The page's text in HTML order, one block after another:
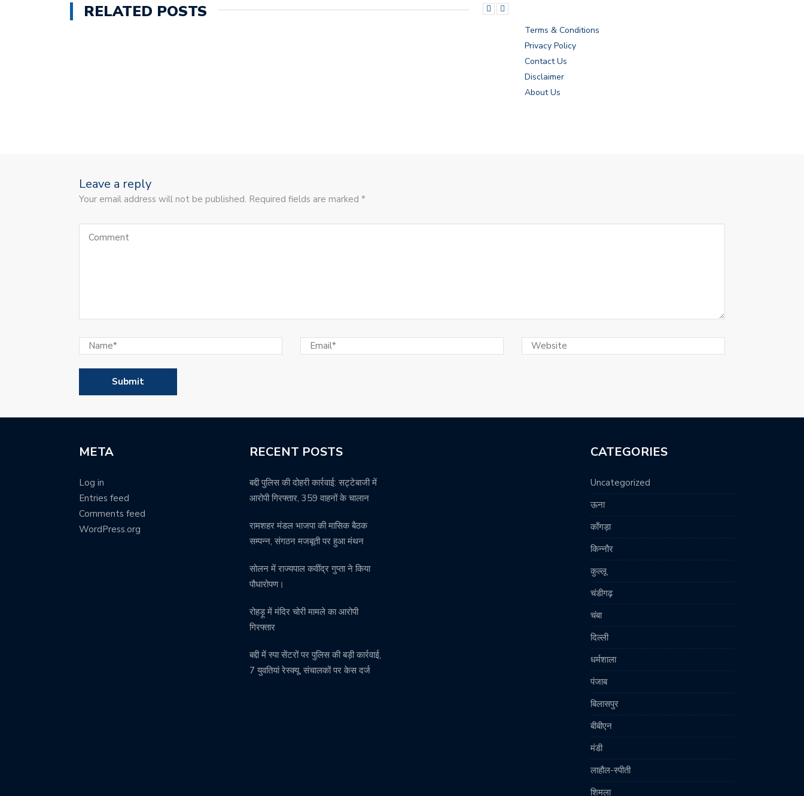
RELATED POSTS
Terms & Conditions
Privacy Policy
Contact Us
Disclaimer
About Us
Leave a reply
Your email address will not be published. Required fields are marked *
META
Log in
Entries feed
Comments feed
WordPress.org
RECENT POSTS
बद्दी पुलिस की दोहरी कार्रवाई: सट्टेबाजी में
आरोपी गिरफ्तार, 359 वाहनों के चालान
रामशहर मंडल भाजपा की मासिक बैठक
सम्पन्न, संगठन मजबूती पर हुआ मंथन
सोलन में राज्यपाल कवींद्र गुप्ता ने किया
पौधारोपण।
रोहड़ू में मंदिर चोरी मामले का आरोपी
गिरफ्तार
बद्दी में स्पा सेंटरों पर पुलिस की बड़ी कार्रवाई,
7 युवतियां रेस्क्यू, संचालकों पर केस दर्ज
CATEGORIES
Uncategorized
ऊना
काँगड़ा
किन्नौर
कुल्लू
चंडीगढ़
चंबा
दिल्ली
धर्मशाला
पंजाब
बिलासपुर
बीबीएन
मंडी
लाहौल-स्पीती
शिमला